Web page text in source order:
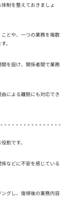
制を整えておきましょ
とや、一つの業務を複数
。
を設け、関係者間で業務
による離脱にも対応でき
割です。
などに不安を感じている
グし、復帰後の業務内容